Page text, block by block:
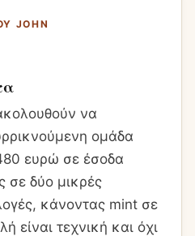
JOHN
να
ομάδα
ευρώ σε έσοδα
σε δύο μικρές
κάνοντας mint σε
είναι τεχνική και όχι